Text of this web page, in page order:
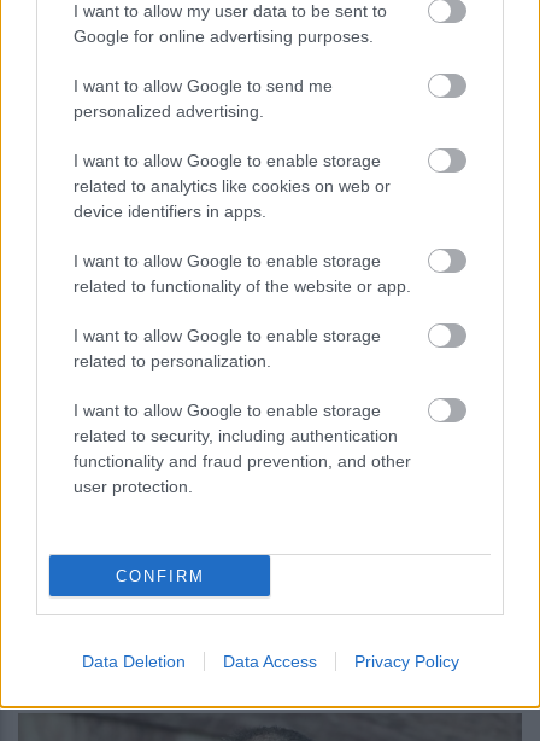
I want to allow my user data to be sent to
Google for online advertising purposes.
I want to allow Google to send me
personalized advertising.
I want to allow Google to enable storage
related to analytics like cookies on web or
device identifiers in apps.
I want to allow Google to enable storage
related to functionality of the website or app.
I want to allow Google to enable storage
related to personalization.
I want to allow Google to enable storage
related to security, including authentication
functionality and fraud prevention, and other
user protection.
CONFIRM
Data Deletion Data Access Privacy Policy
AI μοντέλο της Meta απέκτησε
πρόσβαση στο διαδίκτυο και
εκμεταλλεύτηκε ευπάθεια κατά τη
διάρκεια δοκιμής
περισσότερα